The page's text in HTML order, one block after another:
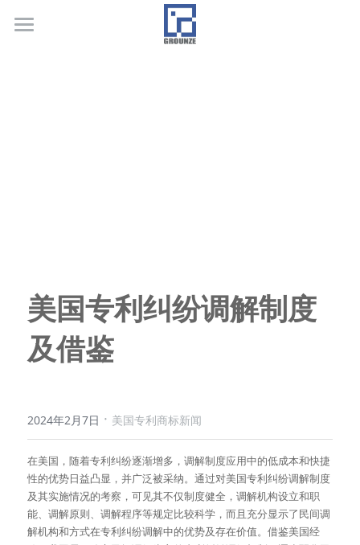
美国专利纠纷调解制度
及借鉴
2024年2月7日 · 美国专利商标新闻
在美国，随着专利纠纷逐渐增多，调解制度应用中的低成本和快捷
性的优势日益凸显，并广泛被采纳。通过对美国专利纠纷调解制度
及其实施情况的考察，可见其不仅制度健全，调解机构设立和职
能、调解原则、调解程序等规定比较科学，而且充分显示了民间调
解机构和方式在专利纠纷调解中的优势及存在价值。借鉴美国经